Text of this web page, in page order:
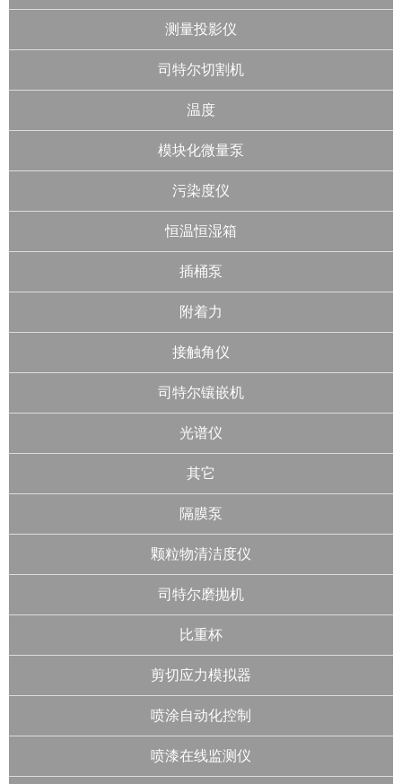
测量投影仪
司特尔切割机
温度
模块化微量泵
污染度仪
恒温恒湿箱
插桶泵
附着力
接触角仪
司特尔镶嵌机
光谱仪
其它
隔膜泵
颗粒物清洁度仪
司特尔磨抛机
比重杯
剪切应力模拟器
喷涂自动化控制
喷漆在线监测仪